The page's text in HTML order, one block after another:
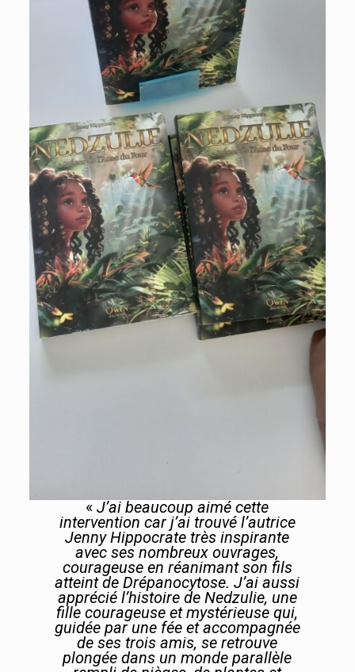
«J’ai beaucoup aimé cette
intervention car j’ai trouvé l’autrice
Jenny Hippocrate très inspirante
avec ses nombreux ouvrages,
courageuse en réanimant son fils
atteint de Drépanocytose. J’ai aussi
apprécié l’histoire de Nedzulie, une
fille courageuse et mystérieuse qui,
guidée par une fée et accompagnée
de ses trois amis, se retrouve
plongée dans un monde parallèle